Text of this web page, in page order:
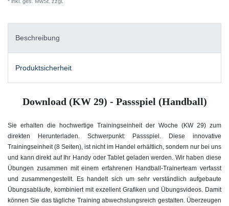
Beschreibung
Produktsicherheit
Download (KW 29) - Passspiel (Handball)
Sie erhalten die hochwertige Trainingseinheit der Woche (KW 29) zum
direkten Herunterladen. Schwerpunkt: Passspiel
. Diese innovative
Trainingseinheit (8 Seiten), ist nicht im Handel erhältlich, sondern nur bei uns
und kann direkt auf Ihr Handy oder Tablet geladen werden. Wir haben diese
Übungen zusammen mit einem erfahrenen Handball-Trainerteam verfasst
und zusammengestellt. Es handelt sich um sehr verständlich aufgebaute
Übungsabläufe, kombiniert mit exzellent Grafiken und Übungsvideos. Damit
können Sie das tägliche Training abwechslungsreich gestalten. Überzeugen